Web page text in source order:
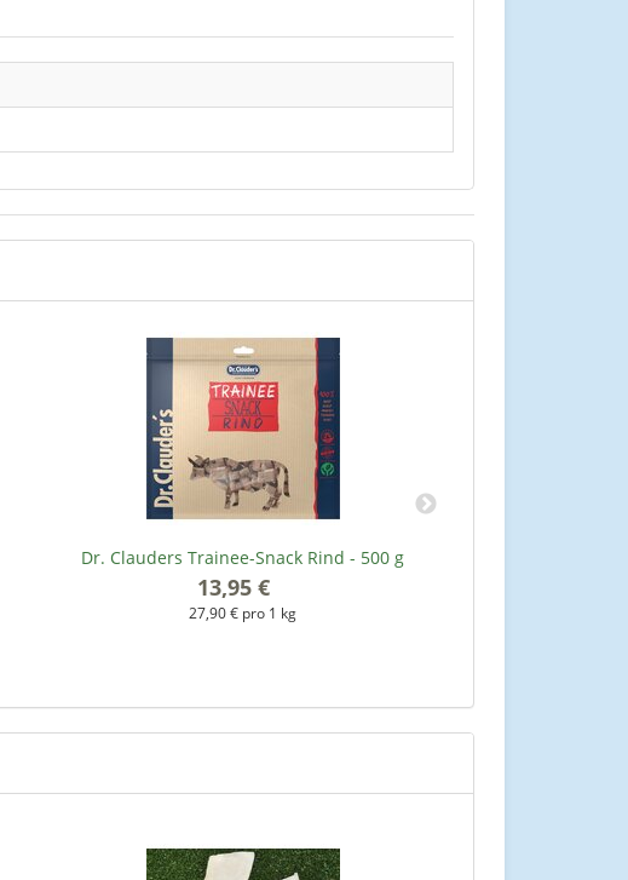
Dr. Clauders Trainee-Snack Rind - 500 g
13,95 €
27,90 € pro 1 kg